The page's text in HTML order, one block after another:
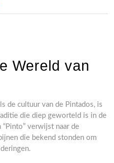
Wereld van
de cultuur van de Pintados, is
die diep geworteld is in de
verwijst naar de
die bekend stonden om